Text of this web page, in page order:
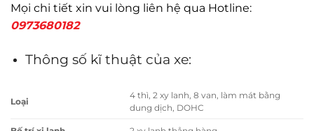
Mọi chi tiết xin vui lòng liên hệ qua Hotline:
0973680182
Thông số kĩ thuật của xe:
Loại
4 thì, 2 xy lanh, 8 van, làm mát bằng
dung dịch, DOHC